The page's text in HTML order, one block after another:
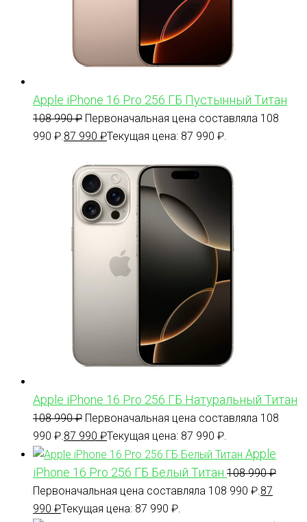
Apple iPhone 16 Pro 256 ГБ Пустынный Титан
108 990₽ Первоначальная цена составляла 108
990 ₽. 87 990 ₽Текущая цена: 87 990 ₽.
Apple iPhone 16 Pro 256 ГБ Натуральный Титан
108 990₽ Первоначальная цена составляла 108
990 ₽. 87 990 ₽Текущая цена: 87 990 ₽.
Apple
iPhone 16 Pro 256 ГБ Белый Титан 108 990₽
Первоначальная цена составляла 108 990 ₽. 87
990 ₽Текущая цена: 87 990 ₽.